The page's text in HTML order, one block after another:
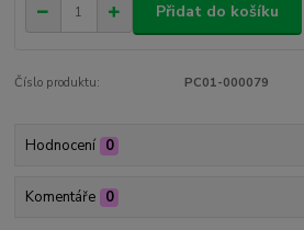
Přidat do košíku
Číslo produktu: PC01-000079
Hodnocení 0
Komentáře 0